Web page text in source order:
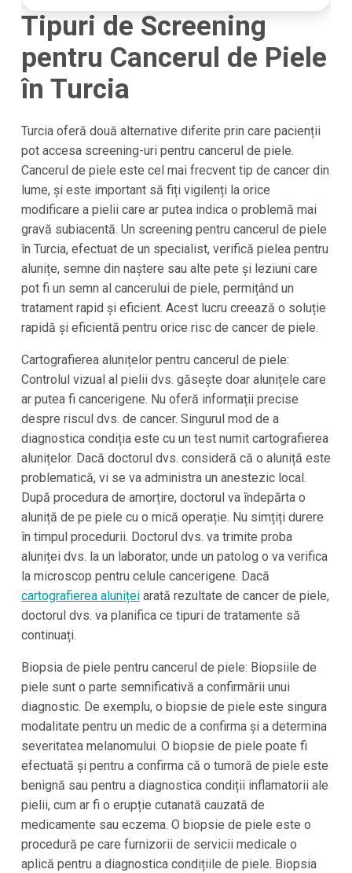
Tipuri de Screening
pentru Cancerul de Piele
în Turcia
Turcia oferă două alternative diferite prin care pacienții
pot accesa screening-uri pentru cancerul de piele.
Cancerul de piele este cel mai frecvent tip de cancer din
lume, și este important să fiți vigilenți la orice
modificare a pielii care ar putea indica o problemă mai
gravă subiacentă. Un screening pentru cancerul de piele
în Turcia, efectuat de un specialist, verifică pielea pentru
alunițe, semne din naștere sau alte pete și leziuni care
pot fi un semn al cancerului de piele, permițând un
tratament rapid și eficient. Acest lucru creează o soluție
rapidă și eficientă pentru orice risc de cancer de piele.
Cartografierea alunițelor pentru cancerul de piele:
Controlul vizual al pielii dvs. găsește doar alunițele care
ar putea fi cancerigene. Nu oferă informații precise
despre riscul dvs. de cancer. Singurul mod de a
diagnostica condiția este cu un test numit cartografierea
alunițelor. Dacă doctorul dvs. consideră că o aluniță este
problematică, vi se va administra un anestezic local.
După procedura de amorțire, doctorul va îndepărta o
aluniță de pe piele cu o mică operație. Nu simțiți durere
în timpul procedurii. Doctorul dvs. va trimite proba
aluniței dvs. la un laborator, unde un patolog o va verifica
la microscop pentru celule cancerigene. Dacă
cartografierea alunițeiarată rezultate de cancer de piele,
doctorul dvs. va planifica ce tipuri de tratamente să
continuați.
Biopsia de piele pentru cancerul de piele: Biopsiile de
piele sunt o parte semnificativă a confirmării unui
diagnostic. De exemplu, o biopsie de piele este singura
modalitate pentru un medic de a confirma și a determina
severitatea melanomului. O biopsie de piele poate fi
efectuată și pentru a confirma că o tumoră de piele este
benignă sau pentru a diagnostica condiții inflamatorii ale
pielii, cum ar fi o erupție cutanată cauzată de
medicamente sau eczema. O biopsie de piele este o
procedură pe care furnizorii de servicii medicale o
aplică pentru a diagnostica condițiile de piele. Biopsia